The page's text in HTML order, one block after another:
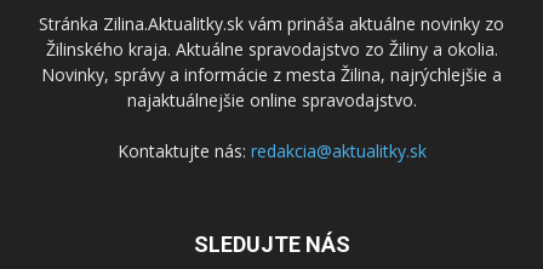
Stránka Zilina.Aktualitky.sk vám prináša aktuálne novinky zo
Žilinského kraja. Aktuálne spravodajstvo zo Žiliny a okolia.
Novinky, správy a informácie z mesta Žilina, najrýchlejšie a
najaktuálnejšie online spravodajstvo.
Kontaktujte nás: redakcia@aktualitky.sk
SLEDUJTE NÁS